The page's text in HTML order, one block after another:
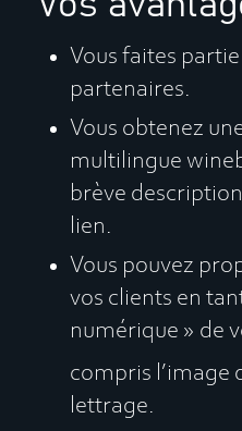
Vous faites
partenaires.
Vous obtenez
multilingue
brève
lien.
Vous pouvez
vos clients en
numérique » de
compris l’image
lettrage.